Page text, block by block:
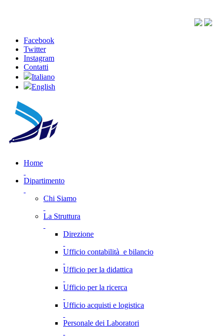
Facebook
Twitter
Instagram
Contatti
Italiano
English
Home
Dipartimento
Chi Siamo
La Struttura
Direzione
Ufficio contabilità e bilancio
Ufficio per la didattica
Ufficio per la ricerca
Ufficio acquisti e logistica
Personale dei Laboratori